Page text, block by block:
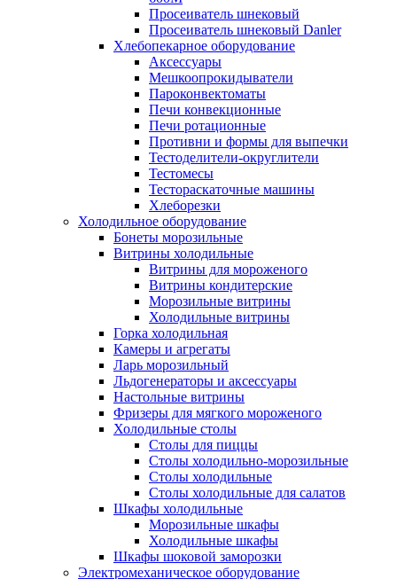
Просеиватель шнековый
Просеиватель шнековый Danler
Хлебопекарное оборудование
Аксессуары
Мешкоопрокидыватели
Пароконвектоматы
Печи конвекционные
Печи ротационные
Противни и формы для выпечки
Тестоделители-округлители
Тестомесы
Тестораскаточные машины
Хлеборезки
Холодильное оборудование
Бонеты морозильные
Витрины холодильные
Витрины для мороженого
Витрины кондитерские
Морозильные витрины
Холодильные витрины
Горка холодильная
Камеры и агрегаты
Ларь морозильный
Льдогенераторы и аксессуары
Настольные витрины
Фризеры для мягкого мороженого
Холодильные столы
Столы для пиццы
Столы холодильно-морозильные
Столы холодильные
Столы холодильные для салатов
Шкафы холодильные
Mорозильные шкафы
Холодильные шкафы
Шкафы шоковой заморозки
Электромеханическое оборудование